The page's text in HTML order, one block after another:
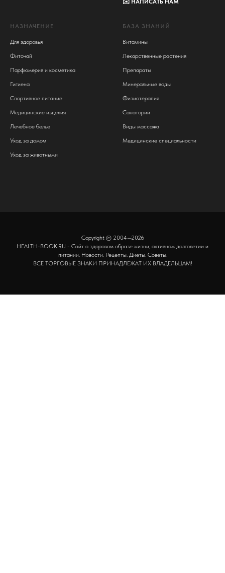
✉️ НАПИСАТЬ НАМ
НАЗНАЧЕНИЕ
Для здоровья
Фиточай
Парфюмерия и косметика
Гигиена
Спортивное питание
Медицинские изделия
Лечебное белье
Уход за домом
Уход за животными
БАЗА ЗНАНИЙ
Витамины
Лекарственные растения
Препараты
Минеральные воды
Физиотерапия
Санатории
Виды массажа
Медицинские специальности
Copyright © 2004—2026
HEALTH-BOOK.RU - Сайт о здоровом образе жизни, активном долголетии и
питании. Новости. Рецепты. Диеты. Советы.
ВСЕ ТОРГОВЫЕ ЗНАКИ ПРИНАДЛЕЖАТ ИХ ВЛАДЕЛЬЦАМ!